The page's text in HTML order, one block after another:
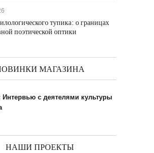
тупика: о границах
поэтической оптики
МАГАЗИНА
Интервью с деятелями культуры
НАШИ ПРОЕКТЫ